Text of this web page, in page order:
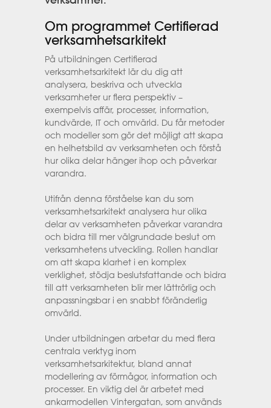
Om programmet Certifierad
verksamhetsarkitekt
På utbildningen Certifierad
verksamhetsarkitekt lär du dig att
analysera, beskriva och utveckla
verksamheter ur flera perspektiv –
exempelvis affär, processer, information,
kundvärde, IT och omvärld. Du får metoder
och modeller som gör det möjligt att skapa
en helhetsbild av verksamheten och förstå
hur olika delar hänger ihop och påverkar
varandra.
Utifrån denna förståelse kan du som
verksamhetsarkitekt analysera hur olika
delar av verksamheten påverkar varandra
och bidra till mer välgrundade beslut om
verksamhetens utveckling. Rollen handlar
om att skapa klarhet i en komplex
verklighet, stödja beslutsfattande och bidra
till att verksamheten blir mer lättrörlig och
anpassningsbar i en snabbt föränderlig
omvärld.
Under utbildningen arbetar du med flera
centrala verktyg inom
verksamhetsarkitektur, bland annat
modellering av förmågor, information och
processer. En viktig del är arbetet med
ankarmodellen Vintergatan, som används